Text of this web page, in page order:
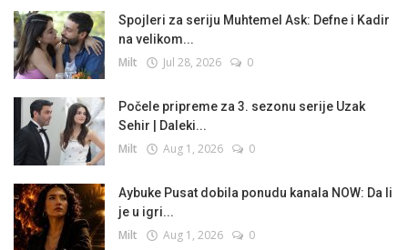
Spojleri za seriju Muhtemel Ask: Defne i Kadir
na velikom...
Milt Jul 28, 2026 0
Počele pripreme za 3. sezonu serije Uzak
Sehir | Daleki...
Milt Aug 1, 2026 0
Aybuke Pusat dobila ponudu kanala NOW: Da li
je u igri...
Milt Aug 1, 2026 0